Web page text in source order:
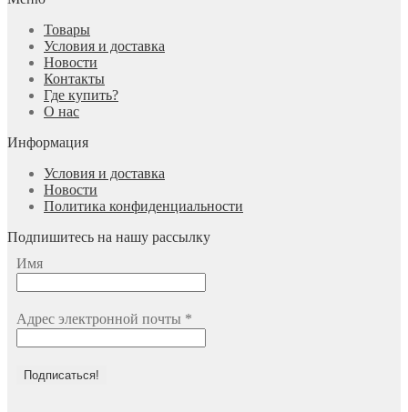
Товары
Условия и доставка
Новости
Контакты
Где купить?
О нас
Информация
Условия и доставка
Новости
Политика конфиденциальности
Подпишитесь на нашу рассылку
Имя
Адрес электронной почты *